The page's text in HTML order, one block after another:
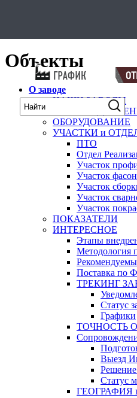
Объекты
О заводе
НАШИ ЗАВОДЫ
ОБОРУДОВАНИЕ
УЧАСТКИ и
ПТО
Отдел
Участок
Участок
Участок
Участок
Участок
ПОКАЗАТЕЛИ
ИНТЕРЕСНОЕ
Этапы
Методология
Поставка по
ТРЕКИНГ
Статус
Графики
ТОЧНОСТЬ
Выезд
Статус
ГЕОГРАФИЯ